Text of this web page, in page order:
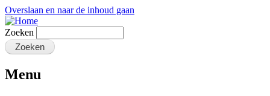
Overslaan en naar de inhoud gaan
Zoeken
Menu